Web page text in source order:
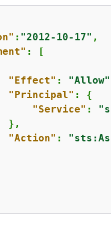
: "2012-10-17" ,
: [
"Effect" : "Allow"
"Principal" : {
"Service" :
},
"Action" :